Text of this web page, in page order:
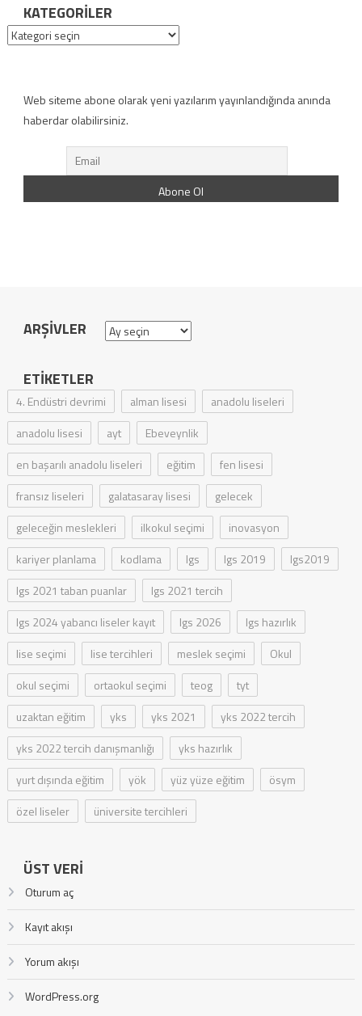
KATEGORILER
Kategoriler
Web siteme abone olarak yeni yazılarım yayınlandığında anında
haberdar olabilirsiniz.
ARŞIVLER Arşivler
ETIKETLER
4. Endüstri devrimi alman lisesi
anadolu liseleri
anadolu lisesi
ayt
Ebeveynlik
en başarılı anadolu liseleri
eğitim
fen lisesi
fransız liseleri
galatasaray lisesi
gelecek
geleceğin meslekleri
ilkokul seçimi
inovasyon
kariyer planlama
kodlama lgs lgs 2019
lgs2019
lgs 2021 taban puanlar
lgs 2021 tercih
lgs 2024 yabancı liseler kayıt
lgs 2026
lgs hazırlık
lise seçimi
lise tercihleri meslek seçimi
Okul
okul seçimi
ortaokul seçimi teog
tyt
uzaktan eğitim
yks yks 2021
yks 2022 tercih
yks 2022 tercih danışmanlığı
yks hazırlık
yurt dışında eğitim
yök yüz yüze eğitim
ösym
özel liseler
üniversite tercihleri
ÜST VERI
Oturum aç
Kayıt akışı
Yorum akışı
WordPress.org